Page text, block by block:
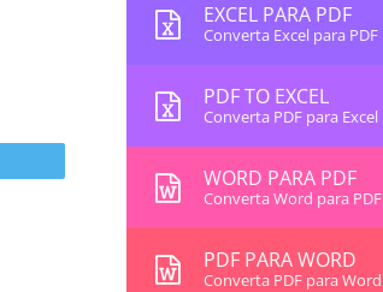
EXCEL PARA PDF
Converta Excel para PDF
PDF TO EXCEL
Converta PDF para Excel
WORD PARA PDF
Converta Word para PDF
PDF PARA WORD
Converta PDF para Word